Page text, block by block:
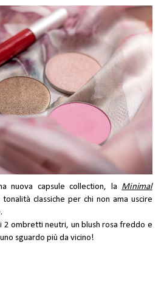
nuova capsule collection, la Minimal
classiche per chi non ama uscire
2 ombretti neutri, un blush rosa freddo e
sguardo più da vicino!